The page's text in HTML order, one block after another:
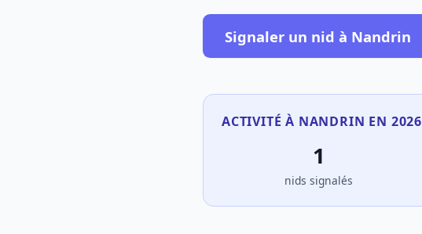
Signaler un nid à Nandrin
ACTIVITÉ À NANDRIN EN 2026
1
nids signalés